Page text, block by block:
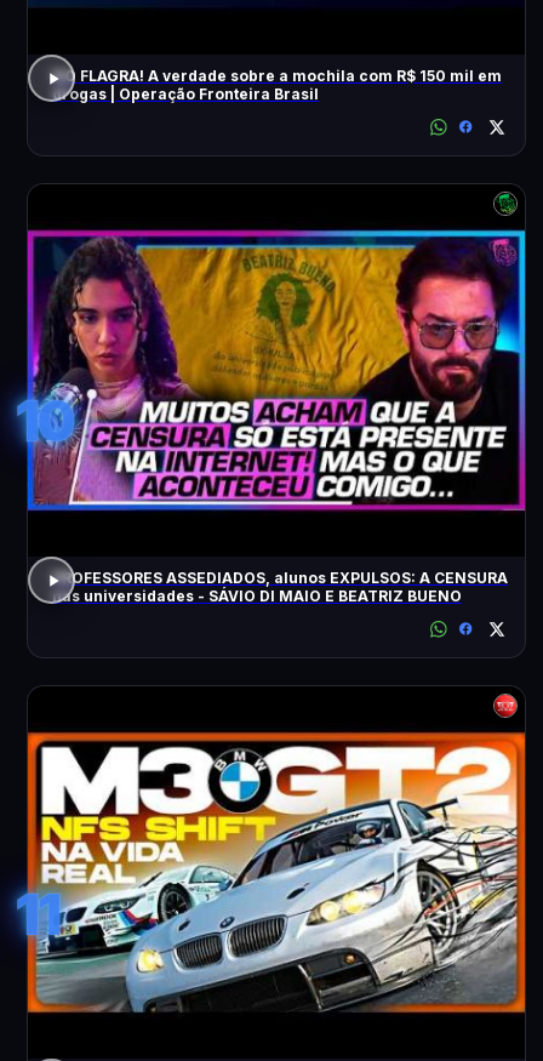
NO FLAGRA! A verdade sobre a mochila com R$ 150 mil em
drogas | Operação Fronteira Brasil
10
PROFESSORES ASSEDIADOS, alunos EXPULSOS: A CENSURA
nas universidades - SÁVIO DI MAIO E BEATRIZ BUENO
11